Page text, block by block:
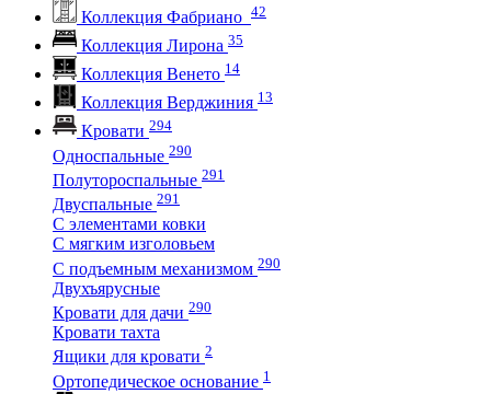
Коллекция Фабриано 42
Коллекция Лирона 35
Коллекция Венето 14
Коллекция Верджиния 13
Кровати 294
Односпальные 290
Полутороспальные 291
Двуспальные 291
С элементами ковки
С мягким изголовьем
С подъемным механизмом 290
Двухъярусные
Кровати для дачи 290
Кровати тахта
Ящики для кровати 2
Ортопедическое основание 1